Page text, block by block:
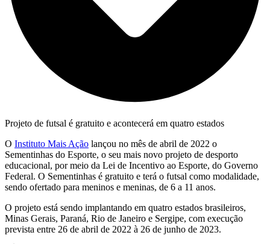
Projeto de futsal é gratuito e acontecerá em quatro estados
O Instituto Mais Ação lançou no mês de abril de 2022 o
Sementinhas do Esporte, o seu mais novo projeto de desporto
educacional, por meio da Lei de Incentivo ao Esporte, do Governo
Federal. O Sementinhas é gratuito e terá o futsal como modalidade,
sendo ofertado para meninos e meninas, de 6 a 11 anos.
O projeto está sendo implantando em quatro estados brasileiros,
Minas Gerais, Paraná, Rio de Janeiro e Sergipe, com execução
prevista entre 26 de abril de 2022 à 26 de junho de 2023.